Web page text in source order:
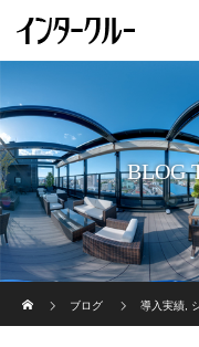
BLOG
ブログ
導入実績